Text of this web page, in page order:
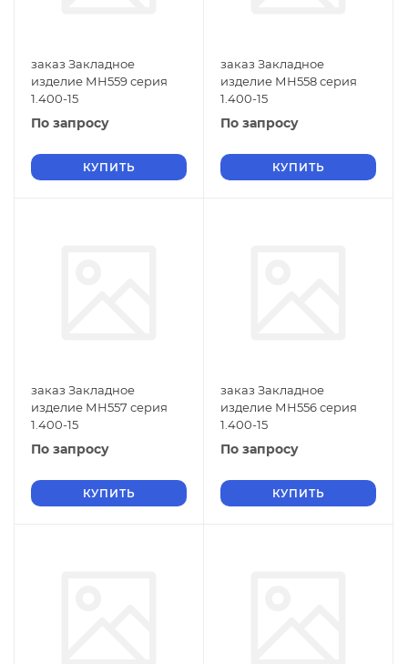
заказ Закладное
изделие МН559 серия
1.400-15
По запросу
КУПИТЬ
заказ Закладное
изделие МН558 серия
1.400-15
По запросу
КУПИТЬ
заказ Закладное
изделие МН557 серия
1.400-15
По запросу
КУПИТЬ
заказ Закладное
изделие МН556 серия
1.400-15
По запросу
КУПИТЬ